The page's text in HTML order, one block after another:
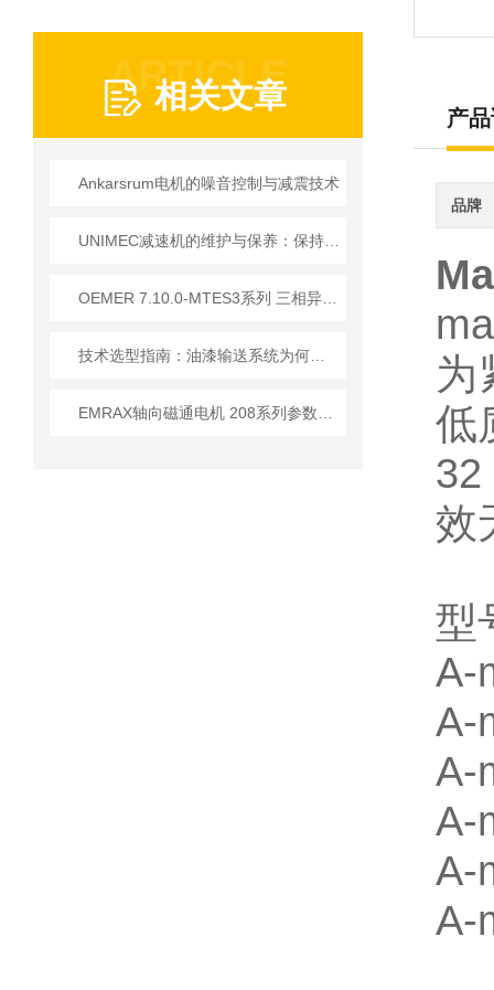
ARTICLE
相关文章
Ankarsrum电机的噪音控制与减震技术
产
品牌
为
低
效
型
A-
A-
A-
A-
A-
A-